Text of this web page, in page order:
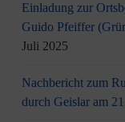
Einladung zur
Guido Pfeiffer
Juli 2025
Nachbericht zum
durch Geislar am